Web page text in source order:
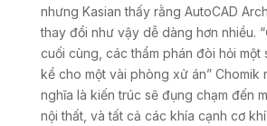
nhưng Kasian thấy rằng AutoCAD
thay đổi như vậy dễ dàng hơn nhiều.
cuối cùng, các thẩm phán đòi hỏi một
kể cho một vài phòng xử án” Chomik
nghĩa là kiến trúc sẽ đụng chạm đến
nội thất, và tất cả các khía cạnh cơ